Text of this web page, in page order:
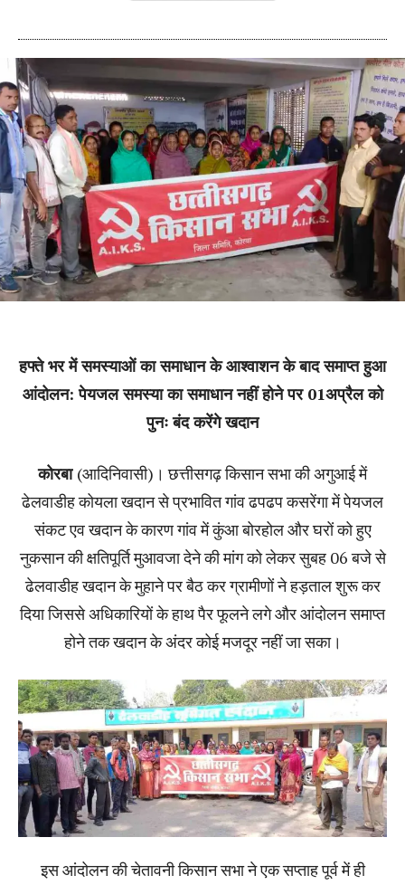
हफ्ते भर में समस्याओं का समाधान के आश्वाशन के बाद समाप्त हुआ
आंदोलन: पेयजल समस्या का समाधान नहीं होने पर 01अप्रैल को
पुनः बंद करेंगे खदान
कोरबा (आदिनिवासी)। छत्तीसगढ़ किसान सभा की अगुआई में
ढेलवाडीह कोयला खदान से प्रभावित गांव ढपढप कसरेंगा में पेयजल
संकट एव खदान के कारण गांव में कुंआ बोरहोल और घरों को हुए
नुकसान की क्षतिपूर्ति मुआवजा देने की मांग को लेकर सुबह 06 बजे से
ढेलवाडीह खदान के मुहाने पर बैठ कर ग्रामीणों ने हड़ताल शुरू कर
दिया जिससे अधिकारियों के हाथ पैर फूलने लगे और आंदोलन समाप्त
होने तक खदान के अंदर कोई मजदूर नहीं जा सका।
इस आंदोलन की चेतावनी किसान सभा ने एक सप्ताह पूर्व में ही